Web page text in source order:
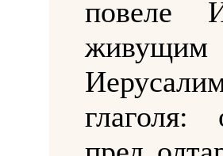
повеле
глаголя: